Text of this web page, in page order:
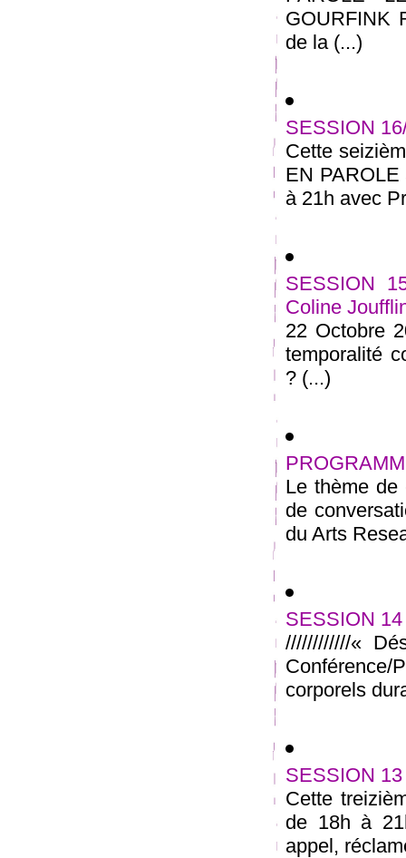
GOURFINK
de la (...)
SESSION
Cette
EN
à 21h avec
SESSION
Coline
22 Octobre
temporalité
? (...)
Le thème de
de
du Arts
SESSION
////////////«
Conférence/
corporels
SESSION
Cette
de 18h à
appel,